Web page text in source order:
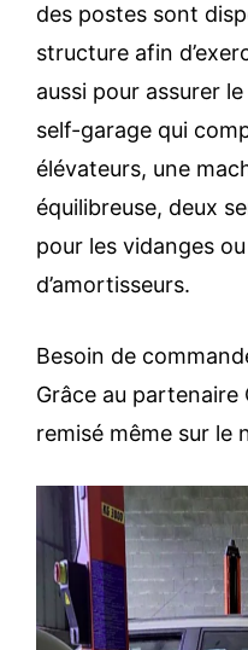
des postes sont
structure afin
aussi pour assurer
self-garage qui
élévateurs, une
équilibreuse, deux
pour les vidanges
d’amortisseurs.
Besoin de
Grâce au
remisé même sur le